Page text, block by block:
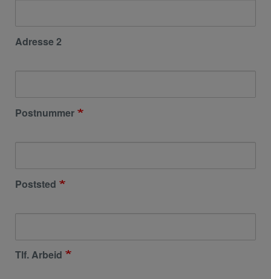
Adresse 2
Postnummer
Poststed
Tlf. Arbeid